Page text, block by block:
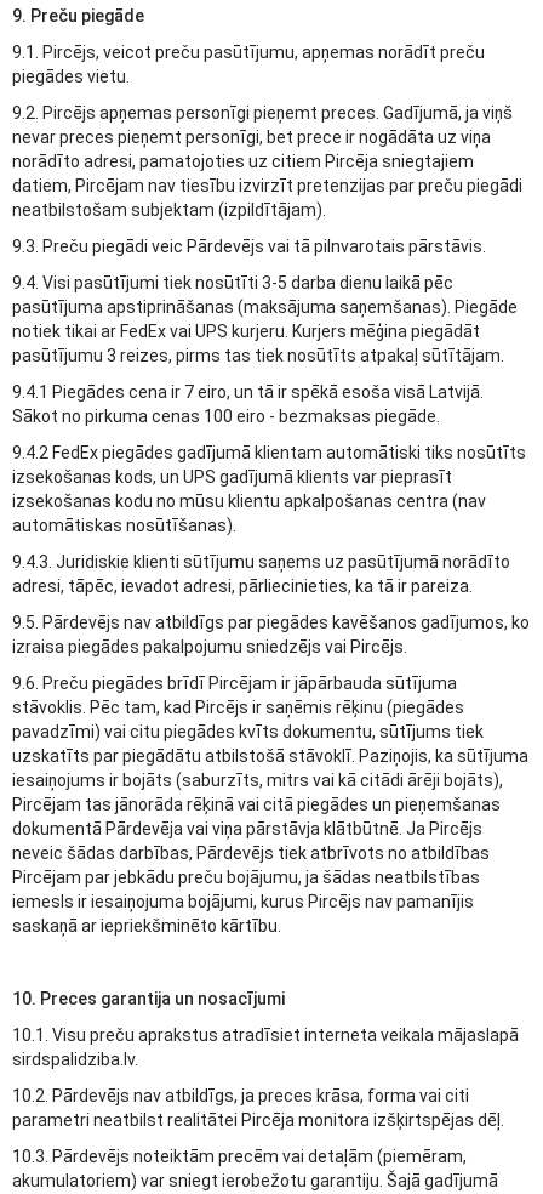
9. Preču piegāde
9.1. Pircējs, veicot preču pasūtījumu, apņemas norādīt preču
piegādes vietu.
9.2. Pircējs apņemas personīgi pieņemt preces. Gadījumā, ja viņš
nevar preces pieņemt personīgi, bet prece ir nogādāta uz viņa
norādīto adresi, pamatojoties uz citiem Pircēja sniegtajiem
datiem, Pircējam nav tiesību izvirzīt pretenzijas par preču piegādi
neatbilstošam subjektam (izpildītājam).
9.3. Preču piegādi veic Pārdevējs vai tā pilnvarotais pārstāvis.
9.4. Visi pasūtījumi tiek nosūtīti 3-5 darba dienu laikā pēc
pasūtījuma apstiprināšanas (maksājuma saņemšanas). Piegāde
notiek tikai ar FedEx vai UPS kurjeru. Kurjers mēģina piegādāt
pasūtījumu 3 reizes, pirms tas tiek nosūtīts atpakaļ sūtītājam.
9.4.1 Piegādes cena ir 7 eiro, un tā ir spēkā esoša visā Latvijā.
Sākot no pirkuma cenas 100 eiro - bezmaksas piegāde.
9.4.2 FedEx piegādes gadījumā klientam automātiski tiks nosūtīts
izsekošanas kods, un UPS gadījumā klients var pieprasīt
izsekošanas kodu no mūsu klientu apkalpošanas centra (nav
automātiskas nosūtīšanas).
9.4.3. Juridiskie klienti sūtījumu saņems uz pasūtījumā norādīto
adresi, tāpēc, ievadot adresi, pārliecinieties, ka tā ir pareiza.
9.5. Pārdevējs nav atbildīgs par piegādes kavēšanos gadījumos, ko
izraisa piegādes pakalpojumu sniedzējs vai Pircējs.
9.6. Preču piegādes brīdī Pircējam ir jāpārbauda sūtījuma
stāvoklis. Pēc tam, kad Pircējs ir saņēmis rēķinu (piegādes
pavadzīmi) vai citu piegādes kvīts dokumentu, sūtījums tiek
uzskatīts par piegādātu atbilstošā stāvoklī. Paziņojis, ka sūtījuma
iesaiņojums ir bojāts (saburzīts, mitrs vai kā citādi ārēji bojāts),
Pircējam tas jānorāda rēķinā vai citā piegādes un pieņemšanas
dokumentā Pārdevēja vai viņa pārstāvja klātbūtnē. Ja Pircējs
neveic šādas darbības, Pārdevējs tiek atbrīvots no atbildības
Pircējam par jebkādu preču bojājumu, ja šādas neatbilstības
iemesls ir iesaiņojuma bojājumi, kurus Pircējs nav pamanījis
saskaņā ar iepriekšminēto kārtību.
10. Preces garantija un nosacījumi
10.1. Visu preču aprakstus atradīsiet interneta veikala mājaslapā
sirdspalidziba.lv.
10.2. Pārdevējs nav atbildīgs, ja preces krāsa, forma vai citi
parametri neatbilst realitātei Pircēja monitora izšķirtspējas dēļ.
10.3. Pārdevējs noteiktām precēm vai detaļām (piemēram,
akumulatoriem) var sniegt ierobežotu garantiju. Šajā gadījumā